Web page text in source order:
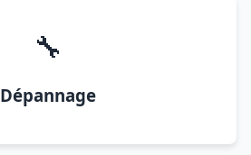
🔧
Dépannage